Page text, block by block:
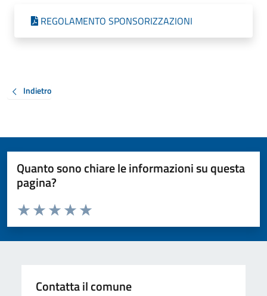
REGOLAMENTO SPONSORIZZAZIONI
Indietro
Quanto sono chiare le informazioni su questa
pagina?
Valuta da 1 a 5 stelle la pagina
Valuta 5 stelle su 5
Valuta 4 stelle su 5
Valuta 3 stelle su 5
Valuta 2 stelle su 5
Valuta 1 stelle su 5
Contatta il comune